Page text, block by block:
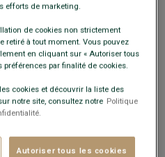
efforts de marketing.
de cookies non strictement
retiré à tout moment. Vous pouvez
en cliquant sur « Autoriser tous
préférences par finalité de cookies.
cookies et découvrir la liste des
notre site, consultez notre Politique
Autoriser tous les cookies